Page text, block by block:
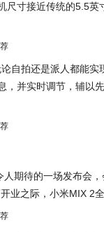
尺寸接近传统的5.5
自拍还是派人都能
，并实时调节，辅以
期待的一场发布会
业之际，小米MIX 2